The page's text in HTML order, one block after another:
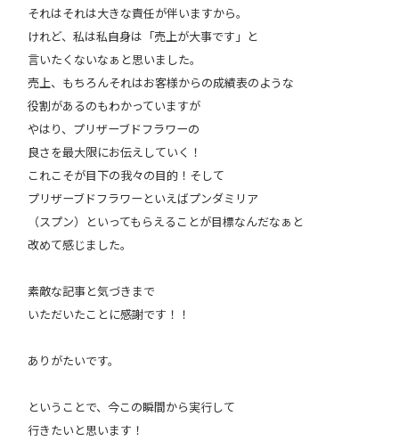
それはそれは大きな責任が伴いますから。
けれど、私は私自身は「売上が大事です」と
言いたくないなぁと思いました。
売上、もちろんそれはお客様からの成績表のような
役割があるのもわかっていますが
やはり、プリザーブドフラワーの
良さを最大限にお伝えしていく！
これこそが目下の我々の目的！そして
プリザーブドフラワーといえばプンダミリア
（スプン）といってもらえることが目標なんだなぁと
改めて感じました。
素敵な記事と気づきまで
いただいたことに感謝です！！
ありがたいです。
ということで、今この瞬間から実行して
行きたいと思います！